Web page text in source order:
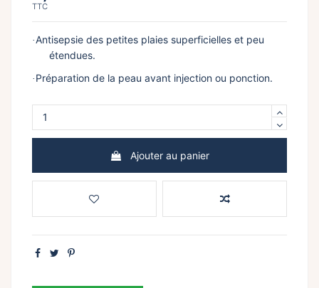
TTC
·Antisepsie des petites plaies superficielles et peu
étendues.
· Préparation de la peau avant injection ou ponction.
Ajouter au panier